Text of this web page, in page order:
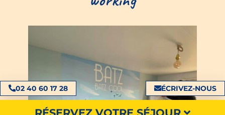
02 40 60 17 28 ÉCRIVEZ-NOUS